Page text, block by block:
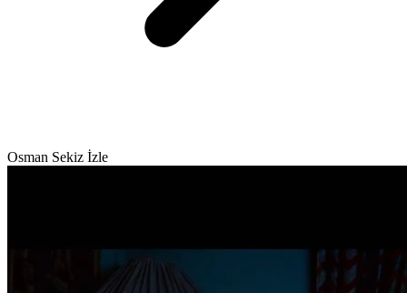
Osman Sekiz İzle